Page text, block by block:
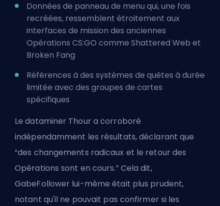
Données de panneau de menu qui, une fois
recréées, ressemblent étroitement aux
interfaces de mission des anciennes
Opérations CS:GO comme Shattered Web et
Broken Fang
Références à des systèmes de quêtes à durée
limitée avec des groupes de cartes
spécifiques
Le dataminer Thour a corroboré
indépendamment les résultats, déclarant que
“des changements radicaux et le retour des
Opérations sont en cours.” Cela dit,
GabeFollower lui-même était plus prudent,
notant qu'il ne pouvait pas confirmer si les